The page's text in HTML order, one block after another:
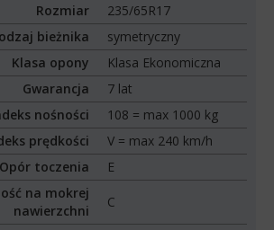
Rozmiar
235/65R17
bieżnika
symetryczny
Klasa opony
Klasa Ekonomiczna
Gwarancja
7 lat
nośności
108 = max 1000 kg
prędkości
V = max 240 km/h
Opór toczenia
E
na mokrej
nawierzchni
C